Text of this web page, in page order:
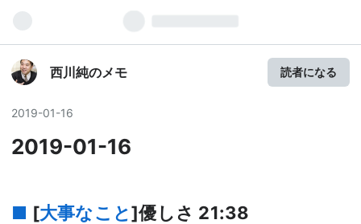
西川純のメモ 読者になる
2019-01-16
2019-01-16
■ [大事なこと]優しさ 21:38